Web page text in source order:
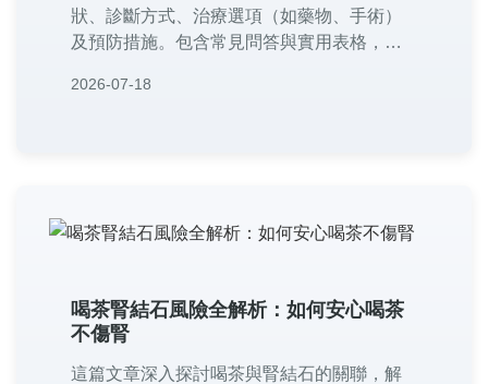
狀、診斷方式、治療選項（如藥物、手術）
及預防措施。包含常見問答與實用表格，幫
復發風險。
2026-07-18
喝茶腎結石風險全解析：如何安心喝茶
不傷腎
這篇文章深入探討喝茶與腎結石的關聯，解